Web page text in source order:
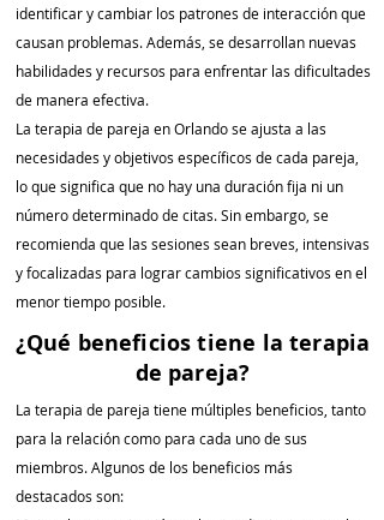
identificar y cambiar los patrones de interacción que
causan problemas. Además, se desarrollan nuevas
habilidades y recursos para enfrentar las dificultades
de manera efectiva.
La terapia de pareja en Orlando se ajusta a las
necesidades y objetivos específicos de cada pareja,
lo que significa que no hay una duración fija ni un
número determinado de citas. Sin embargo, se
recomienda que las sesiones sean breves, intensivas
y focalizadas para lograr cambios significativos en el
menor tiempo posible.
¿Qué beneficios tiene la terapia
de pareja?
La terapia de pareja tiene múltiples beneficios, tanto
para la relación como para cada uno de sus
miembros. Algunos de los beneficios más
destacados son: